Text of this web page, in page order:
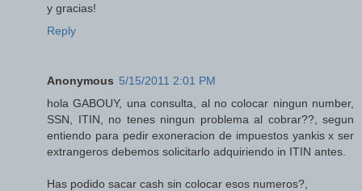
y gracias!
Reply
Anonymous 5/15/2011 2:01 PM
hola GABOUY, una consulta, al no colocar ningun number,
SSN, ITIN, no tenes ningun problema al cobrar??, segun
entiendo para pedir exoneracion de impuestos yankis x ser
extrangeros debemos solicitarlo adquiriendo in ITIN antes.
Has podido sacar cash sin colocar esos numeros?,